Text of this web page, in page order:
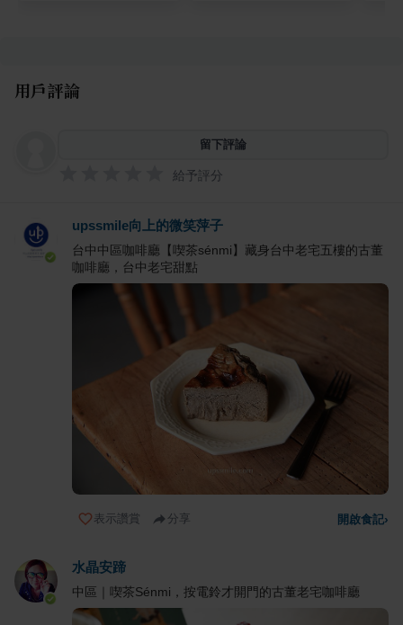
用戶評論
留下評論
給予評分
upssmile向上的微笑萍子
台中中區咖啡廳【喫茶sénmi】藏身台中老宅五樓的古董
咖啡廳，台中老宅甜點
表示讚賞 分享 開啟食記›
水晶安蹄
中區｜喫茶Sénmi，按電鈴才開門的古董老宅咖啡廳